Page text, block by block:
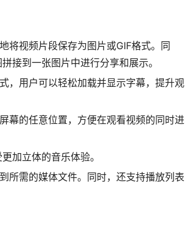
将视频片段保存为图片或GIF格式。同
接到一张图片中进行分享和展示。
，用户可以轻松加载并显示字幕，提升观
幕的任意位置，方便在观看视频的同时进
加立体的音乐体验。
所需的媒体文件。同时，还支持播放列表